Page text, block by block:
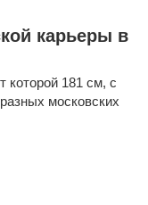
карьеры в
которой 181 см, с
московских